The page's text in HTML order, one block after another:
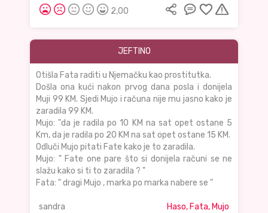
2,00
JEFTINO
Otišla Fata raditi u Njemačku kao prostitutka.
Došla ona kući nakon prvog dana posla i donijela
Muji 99 KM. Sjedi Mujo i računa nije mu jasno kako je
zaradila 99 KM.
Mujo: "da je radila po 10 KM na sat opet ostane 5
Km, da je radila po 20 KM na sat opet ostane 15 KM.
Odluči Mujo pitati Fate kako je to zaradila.
Mujo: " Fate one pare što si donijela računi se ne
slažu kako si ti to zaradila ? "
Fata: " dragi Mujo , marka po marka nabere se "
sandra Haso, Fata, Mujo